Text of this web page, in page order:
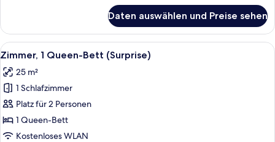
Suite,
Doppelbett
Daten auswählen und Preise sehen
Alle
Fotos
für
Zimmer,
1
Queen-
Bett
Ein Hotelzimmer mit einem großen
9
Zimmer, 1 Queen-Bett (Surprise)
25 m²
1 Schlafzimmer
Platz für 2 Personen
1 Queen-Bett
Kostenloses WLAN